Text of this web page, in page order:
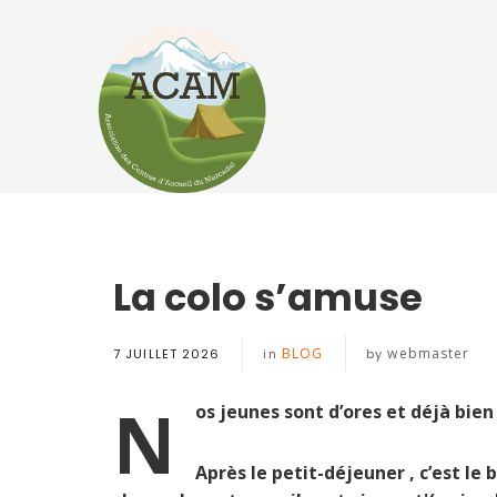
La colo s’amuse
7 JUILLET 2026 in BLOG bywebmaster
N os jeunes sont d’ores et déjà
Après le petit-déjeuner , c’est le